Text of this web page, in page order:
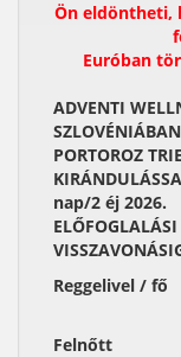
Ön eldöntheti,
Euróban
ADVENTI
PORTOROZ
nap/2 éj 2026.
Reggelivel / fő
Felnőtt